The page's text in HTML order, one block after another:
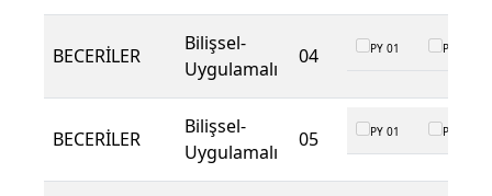
BECERİLER
Bilişsel-
Uygulamalı
04 PY 01 PY 02
BECERİLER
Bilişsel-
Uygulamalı
05 PY 01 PY 02